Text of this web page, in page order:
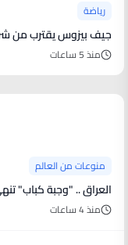
رياضة
جيف بيزوس يقترب من شراء حصة
منذ 5 ساعات
منوعات من العالم
العراق .. "وجبة كباب" تنهي حياة مريض بعد نجاح عمليته الجراحية
منذ 4 ساعات